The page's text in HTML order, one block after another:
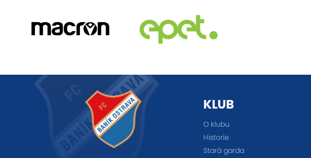
KLUB
O klubu
Historie
Stará garda